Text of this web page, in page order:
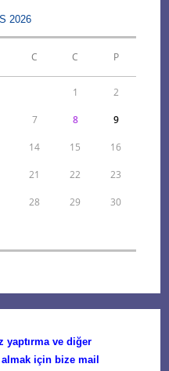
2026
C C P
1 2
7 8 9
14 15 16
21 22 23
28 29 30
yaptırma ve diğer
için bize mail